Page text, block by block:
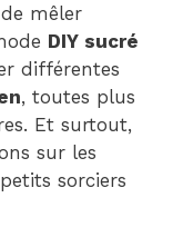
mêler
DIY sucré
différentes
, toutes plus
Et surtout,
sur les
sorciers